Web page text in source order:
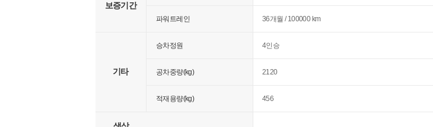
보증기간
파워트레인 36개월 / 100000 km
기타
승차정원 4인승
공차중량(kg) 2120
적재용량(kg) 456